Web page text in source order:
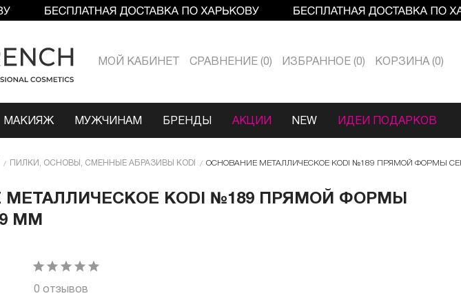
МОЙ КАБИНЕТ СРАВНЕНИЕ 0 ИЗБРАННОЕ 0 КОРЗИНА 0
МАКИЯЖ МУЖЧИНАМ БРЕНДЫ АКЦИИ NEW ИДЕИ ПОДАРКОВ
ПИЛКИ, ОСНОВЫ, СМЕННЫЕ АБРАЗИВЫ KODI ОСНОВАНИЕ МЕТАЛЛИЧЕСКОЕ KODI №189 ПРЯМОЙ ФОРМЫ
KODI №189 ПРЯМОЙ ФОРМЫ
ММ
0 отзывов